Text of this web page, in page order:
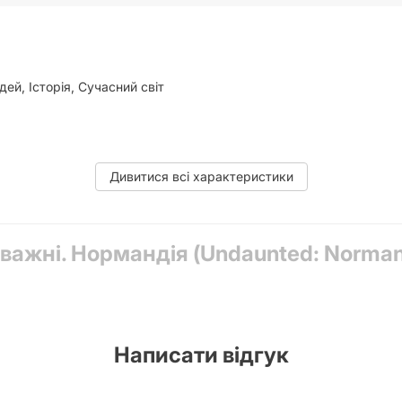
Історія, Сучасний світ
18 жетонів контролю німецьких військ;, Правила гри.
Дивитися всі характеристики
Нормандія (Undaunted:
Написати відгук